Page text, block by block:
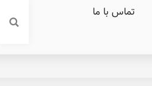
تماس با ما